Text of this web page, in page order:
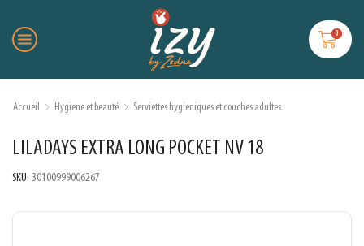
0
Accueil Hygiene et beauté Serviettes hygieniques et couches adultes
LILADAYS EXTRA LONG POCKET NV 18
SKU: 30100999006267